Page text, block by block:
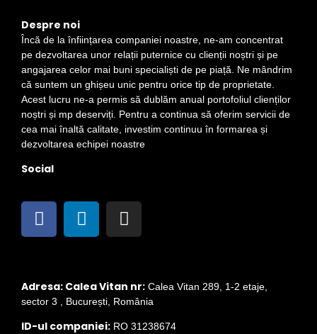
Despre noi
Încă de la înființarea companiei noastre, ne-am concentrat
pe dezvoltarea unor relații puternice cu clienții noștri și pe
angajarea celor mai buni specialiști de pe piață. Ne mândrim
că suntem un ghișeu unic pentru orice tip de proprietate.
Acest lucru ne-a permis să dublăm anual portofoliul clienților
noștri și mp deserviți. Pentru a continua să oferim servicii de
cea mai înaltă calitate, investim continuu în formarea și
dezvoltarea echipei noastre
Social
Adresa: Calea Vitan nr: Calea Vitan 289, 1-2 etaje,
sector 3 , București, România
ID-ul companiei: RO 31238674